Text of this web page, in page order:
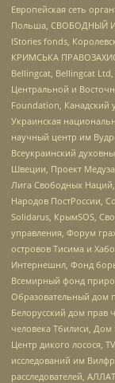
Европейская сеть
Польша, СВОБОДНЫЙ
IStories fonds,
КРИМСЬКА
Bellingcat, Bellingcat
Центральной и
Foundation, Канадский
Украинская
научный центр им
Всеукраинский
Швеции, Проект
Лига Свободных
Народов ПостРоссии,
Solidarus, КрымSOS,
управления, Форум
островов Тисима и
Интернешнл, Фонд
Всемирный фонд
Образовательный дом
Белорусский дом прав
человека Тбилиси,
Центр дикого лосося,
исследований им
расследователей,